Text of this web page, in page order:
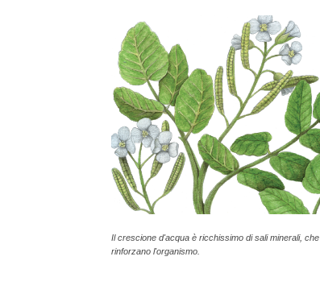
Il crescione d'acqua è ricchissimo di sali minerali, che
rinforzano l'organismo.